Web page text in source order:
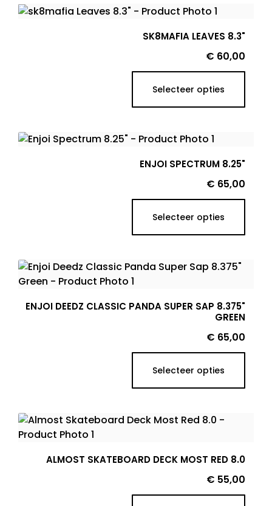
SK8MAFIA LEAVES 8.3"
Prijs
€ 60,00
Selecteer opties
ENJOI SPECTRUM 8.25"
Prijs
€ 65,00
Selecteer opties
ENJOI DEEDZ CLASSIC PANDA SUPER SAP 8.375"
GREEN
Prijs
€ 65,00
Selecteer opties
ALMOST SKATEBOARD DECK MOST RED 8.0
Prijs
€ 55,00